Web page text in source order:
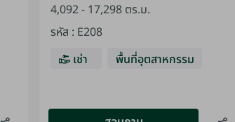
4,092 - 17,298 ตร.ม.
รหัส : E208
เช่า
พื้นที่อุตสาหกรรม